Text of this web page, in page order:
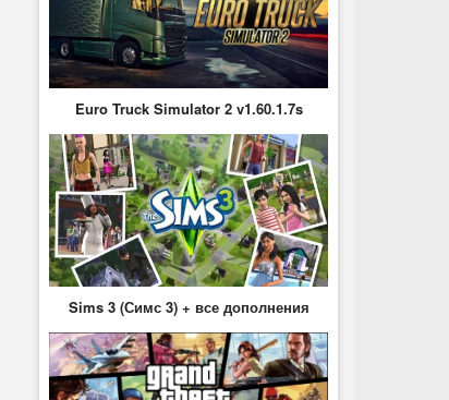
Euro Truck Simulator 2 v1.60.1.7s
Sims 3 (Симс 3) + все дополнения